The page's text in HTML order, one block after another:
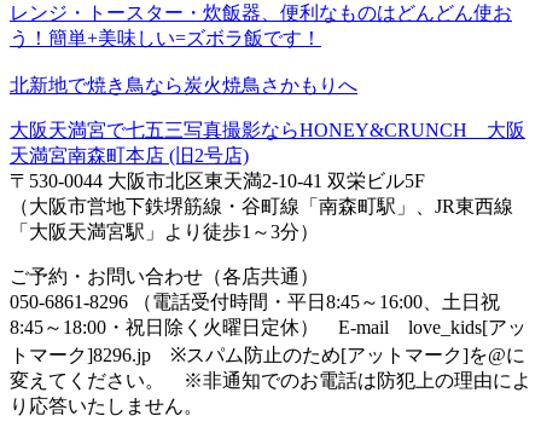
レンジ・トースター・炊飯器、便利なものはどんどん使お
う！簡単+美味しい=ズボラ飯です！
北新地で焼き鳥なら炭火焼鳥さかもりへ
大阪天満宮で七五三写真撮影ならHONEY&CRUNCH 大阪
天満宮南森町本店 (旧2号店)
〒530-0044 大阪市北区東天満2-10-41 双栄ビル5F
（大阪市営地下鉄堺筋線・谷町線「南森町駅」、JR東西線
「大阪天満宮駅」より徒歩1～3分）
ご予約・お問い合わせ（各店共通）
050-6861-8296 （電話受付時間・平日8:45～16:00、土日祝
8:45～18:00・祝日除く火曜日定休） E-mail love_kids[アッ
トマーク]8296.jp ※スパム防止のため[アットマーク]を@に
変えてください。 ※非通知でのお電話は防犯上の理由によ
り応答いたしません。